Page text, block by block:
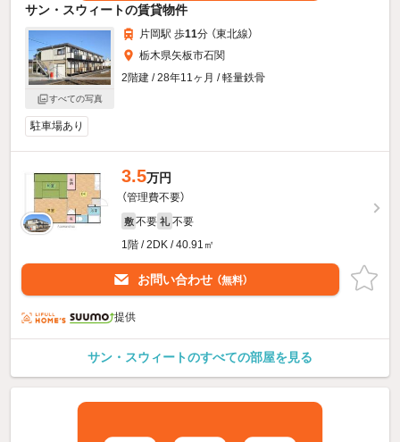
サン・スウィートの賃貸物件
すべての写真
片岡駅 歩11分 （東北線）
栃木県矢板市石関
2階建 / 28年11ヶ月 / 軽量鉄骨
駐車場あり
3.5万円
（管理費不要）
敷 不要 礼 不要
1階 / 2DK / 40.91㎡
お問い合わせ （無料）
提供
サン・スウィートのすべての部屋を見る